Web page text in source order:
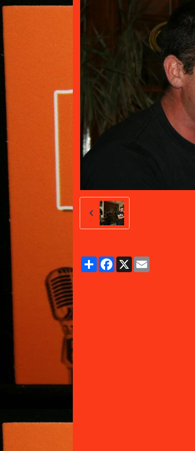
PartagerFacebook
X